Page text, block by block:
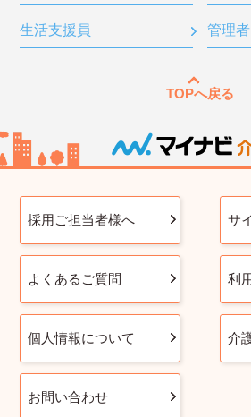
生活支援員 管理者
TOPへ戻る
採用ご担当者様へ サ
よくあるご質問 利
個人情報について 介
お問い合わせ